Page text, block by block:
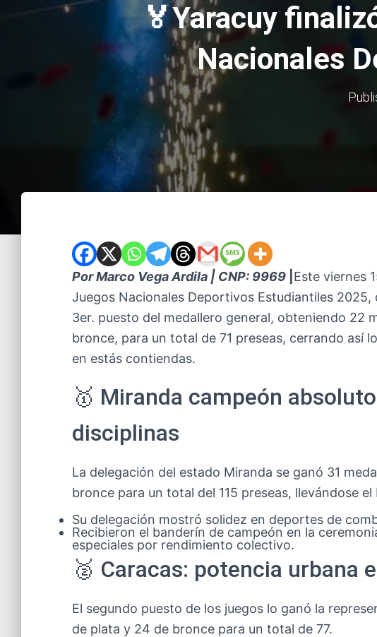
🏅Yaracuy
Nacionales
Por Marco Vega Ardila | CNP: 9969 Este viernes
Juegos Nacionales Deportivos Estudiantiles
3er. puesto del medallero general, obteniendo 22
bronce, para un total de 71 preseas, cerrando así
en estás contiendas.
🥇 Miranda campeón
disciplinas
La delegación del estado Miranda se ganó 31
bronce para un total del 115 preseas, llevándose
Su delegación mostró solidez en deportes de
Recibieron el banderín de campeón en la
especiales por rendimiento colectivo.
🥈 Caracas: potencia urbana
El segundo puesto de los juegos lo ganó la
de plata y 24 de bronce para un total de 77.